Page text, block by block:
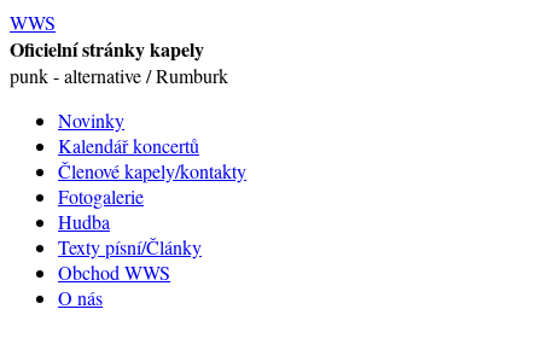
WWS
Oficielní stránky kapely
punk - alternative / Rumburk
Novinky
Kalendář koncertů
Členové kapely/kontakty
Fotogalerie
Hudba
Texty písní/Články
Obchod WWS
O nás